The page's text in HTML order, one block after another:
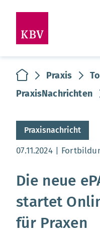
zur Startseite
Praxis
PraxisNachrichten
Praxisnachricht
07.11.2024
Die neue
startet
für Praxen